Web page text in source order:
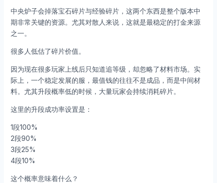
中央炉子会掉落宝石碎片与经验碎片，这两个东西是整个版本中
期非常关键的资源。尤其对散人来说，这就是最稳定的打金来源
之一。
很多人低估了碎片价值。
因为现在很多玩家上线后只知道追等级，却忽略了材料市场。实
际上，一个稳定发展的服，最值钱的往往不是成品，而是中间材
料。尤其升段概率低的时候，大量玩家会持续消耗碎片。
这里的升段成功率设置是：
1段100%
2段90%
3段25%
4段10%
这个概率意味着什么？